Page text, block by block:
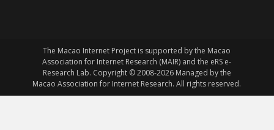
The Macao Internet Project is supported by the Macao
Association for Internet Research (MAIR) and the eRS e-
Research Lab. Copyright © 2008-2026 Managed by the
Macao Association for Internet Research. All rights reserved.